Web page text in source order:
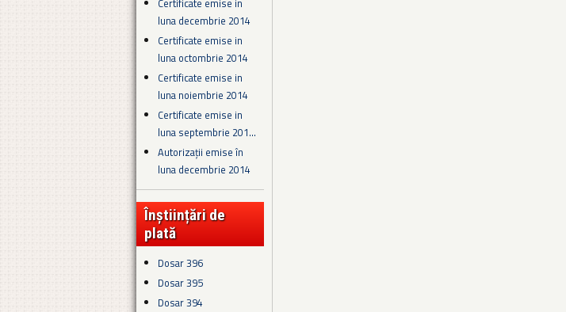
luna decembrie 2014
Certificate emise in
luna octombrie 2014
Certificate emise in
luna noiembrie 2014
Certificate emise in
luna septembrie 201...
Autorizații emise în
luna decembrie 2014
Înștiințări de
plată
Dosar 396
Dosar 395
Dosar 394